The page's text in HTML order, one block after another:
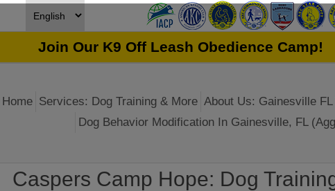
Join Our K9 Off Leash Obedience Camp!
Home Services: Dog Training & More About Us: Gainesville
Dog Behavior Modification In Gainesville, FL
Caspers Camp Hope: Dog